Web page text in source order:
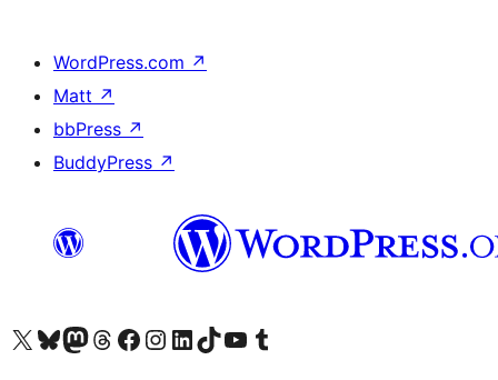
WordPress.com ↗
Matt ↗
bbPress ↗
BuddyPress ↗
X (eski Twitter) hesabımıza bakın
Bluesky hesabımızı ziyaret edinMastodon hesabımızı ziyaret edinThreads hesabımızı ziyaret edinFacebook sayfamızı ziyaret edinInstagram hesabımızı ziyaret edinLinkedIn hesabımızı ziyaret edinTikTok hesabımızı ziyaret edinYouTube kanalımızı ziyaret edinTumblr hesabımızı ziyaret edin